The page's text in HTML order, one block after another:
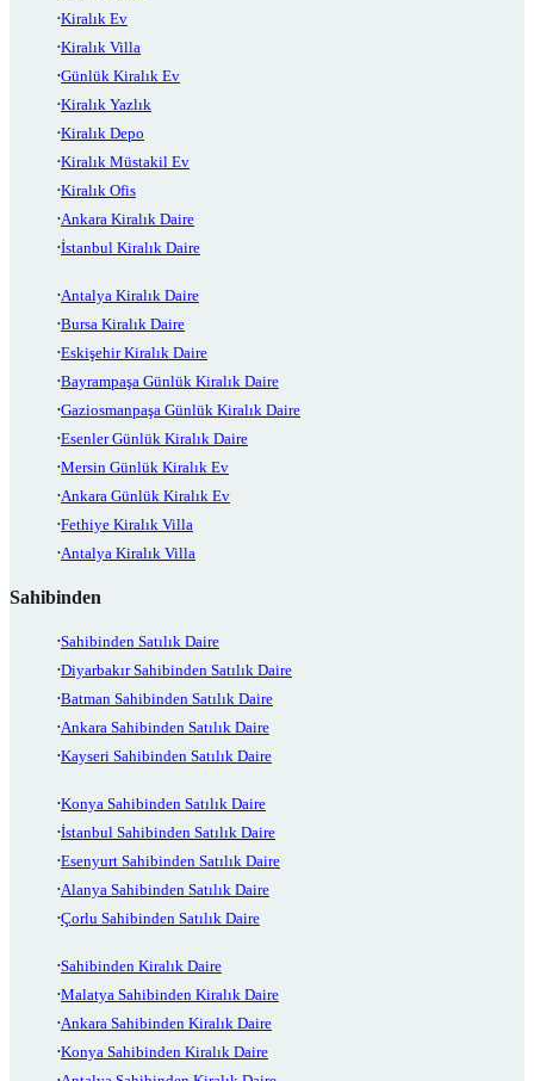
Kiralık Ev
Kiralık Villa
Günlük Kiralık Ev
Kiralık Yazlık
Kiralık Depo
Kiralık Müstakil Ev
Kiralık Ofis
Ankara Kiralık Daire
İstanbul Kiralık Daire
Antalya Kiralık Daire
Bursa Kiralık Daire
Eskişehir Kiralık Daire
Bayrampaşa Günlük Kiralık Daire
Gaziosmanpaşa Günlük Kiralık Daire
Esenler Günlük Kiralık Daire
Mersin Günlük Kiralık Ev
Ankara Günlük Kiralık Ev
Fethiye Kiralık Villa
Antalya Kiralık Villa
Sahibinden
Sahibinden Satılık Daire
Diyarbakır Sahibinden Satılık Daire
Batman Sahibinden Satılık Daire
Ankara Sahibinden Satılık Daire
Kayseri Sahibinden Satılık Daire
Konya Sahibinden Satılık Daire
İstanbul Sahibinden Satılık Daire
Esenyurt Sahibinden Satılık Daire
Alanya Sahibinden Satılık Daire
Çorlu Sahibinden Satılık Daire
Sahibinden Kiralık Daire
Malatya Sahibinden Kiralık Daire
Ankara Sahibinden Kiralık Daire
Konya Sahibinden Kiralık Daire